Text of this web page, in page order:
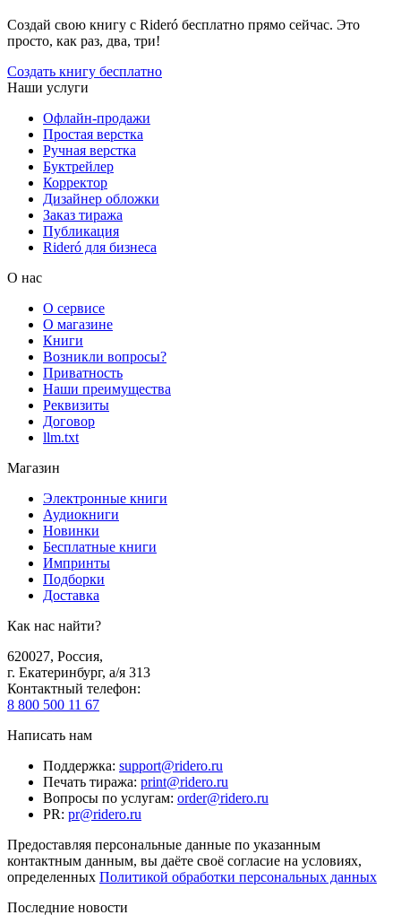
Создай свою книгу с Rideró бесплатно прямо сейчас. Это
просто, как раз, два, три!
Создать книгу бесплатно
Наши услуги
Офлайн-продажи
Простая верстка
Ручная верстка
Буктрейлер
Корректор
Дизайнер обложки
Заказ тиража
Публикация
Rideró для бизнеса
О нас
О сервисе
О магазине
Книги
Возникли вопросы?
Приватность
Наши преимущества
Реквизиты
Договор
llm.txt
Магазин
Электронные книги
Аудиокниги
Новинки
Бесплатные книги
Импринты
Подборки
Доставка
Как нас найти?
620027, Россия,
г. Екатеринбург, а/я 313
Контактный телефон:
8 800 500 11 67
Написать нам
Поддержка: support@ridero.ru
Печать тиража: print@ridero.ru
Вопросы по услугам: order@ridero.ru
PR: pr@ridero.ru
Предоставляя персональные данные по указанным
контактным данным, вы даёте своё согласие на условиях,
определенных Политикой обработки персональных данных
Последние новости